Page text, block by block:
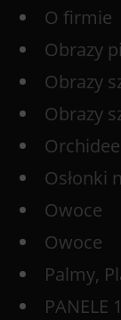
O firmie
Obrazy
Obrazy
Obrazy
Orchidee
Osłonki
Owoce
Owoce
Palmy,
PANELE